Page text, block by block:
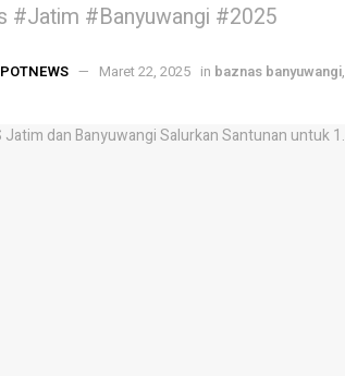
#Jatim #Banyuwangi #2025
Maret 22, 2025 in baznas banyuwangi,